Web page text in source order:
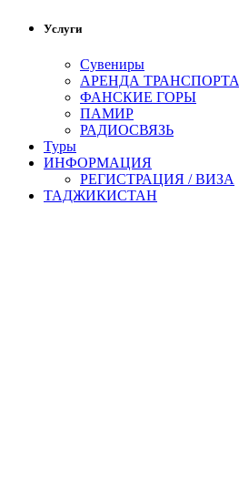
Услуги
Сувениры
АРЕНДА ТРАНСПОРТА
ФАНСКИЕ ГОРЫ
ПАМИР
РАДИОСВЯЗЬ
Туры
ИНФОРМАЦИЯ
РЕГИСТРАЦИЯ / ВИЗА
ТАДЖИКИСТАН